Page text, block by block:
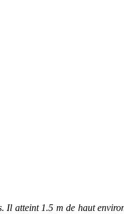
Il atteint 1.5 m de haut